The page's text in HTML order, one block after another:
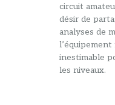
circuit
désir de
analyses de
inestimable
les niveaux.